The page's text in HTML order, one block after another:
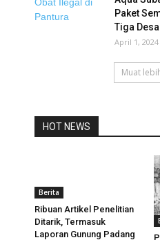
Paket
Tiga Desa
April 1, 2024
Muat
HOT NEWS
Berita
Ribuan Artikel Penelitian
Ditarik, Termasuk
Laporan Gunung Padang